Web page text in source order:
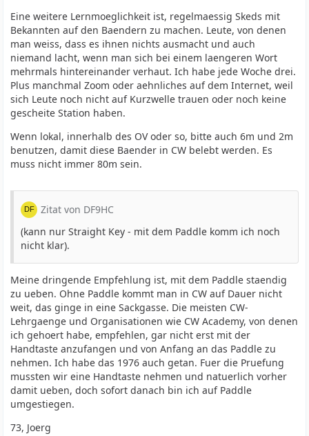
Eine weitere Lernmoeglichkeit ist, regelmaessig Skeds mit
Bekannten auf den Baendern zu machen. Leute, von denen
man weiss, dass es ihnen nichts ausmacht und auch
niemand lacht, wenn man sich bei einem laengeren Wort
mehrmals hintereinander verhaut. Ich habe jede Woche drei.
Plus manchmal Zoom oder aehnliches auf dem Internet, weil
sich Leute noch nicht auf Kurzwelle trauen oder noch keine
gescheite Station haben.
Wenn lokal, innerhalb des OV oder so, bitte auch 6m und 2m
benutzen, damit diese Baender in CW belebt werden. Es
muss nicht immer 80m sein.
Zitat von DF9HC
(kann nur Straight Key - mit dem Paddle komm ich noch
nicht klar).
Meine dringende Empfehlung ist, mit dem Paddle staendig
zu ueben. Ohne Paddle kommt man in CW auf Dauer nicht
weit, das ginge in eine Sackgasse. Die meisten CW-
Lehrgaenge und Organisationen wie CW Academy, von denen
ich gehoert habe, empfehlen, gar nicht erst mit der
Handtaste anzufangen und von Anfang an das Paddle zu
nehmen. Ich habe das 1976 auch getan. Fuer die Pruefung
mussten wir eine Handtaste nehmen und natuerlich vorher
damit ueben, doch sofort danach bin ich auf Paddle
umgestiegen.
73, Joerg